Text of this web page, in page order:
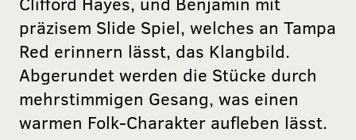
präzisem Slide Spiel, welches an Tampa
Red erinnern lässt, das Klangbild.
Abgerundet werden die Stücke durch
mehrstimmigen Gesang, was einen
warmen Folk-Charakter aufleben lässt.